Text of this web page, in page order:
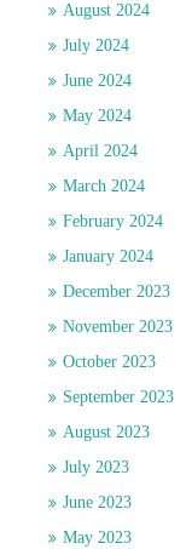
August 2024
July 2024
June 2024
May 2024
April 2024
March 2024
February 2024
January 2024
December 2023
November 2023
October 2023
September 2023
August 2023
July 2023
June 2023
May 2023